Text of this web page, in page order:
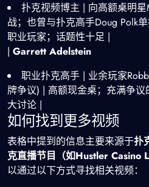
扑克视频博主 | 向高额桌明
战；也曾与扑克高手Doug Polk
职业玩家；话题性十足 |
| Garrett Adelstein
职业扑克高手 | 业余玩家
牌争议) | 高额现金桌；充满争议
大讨论 |
如何找到更多视频
表格中提到的信息主要来源于扑
克直播节目（如Hustler Casino
以通过以下方式寻找相关视频：